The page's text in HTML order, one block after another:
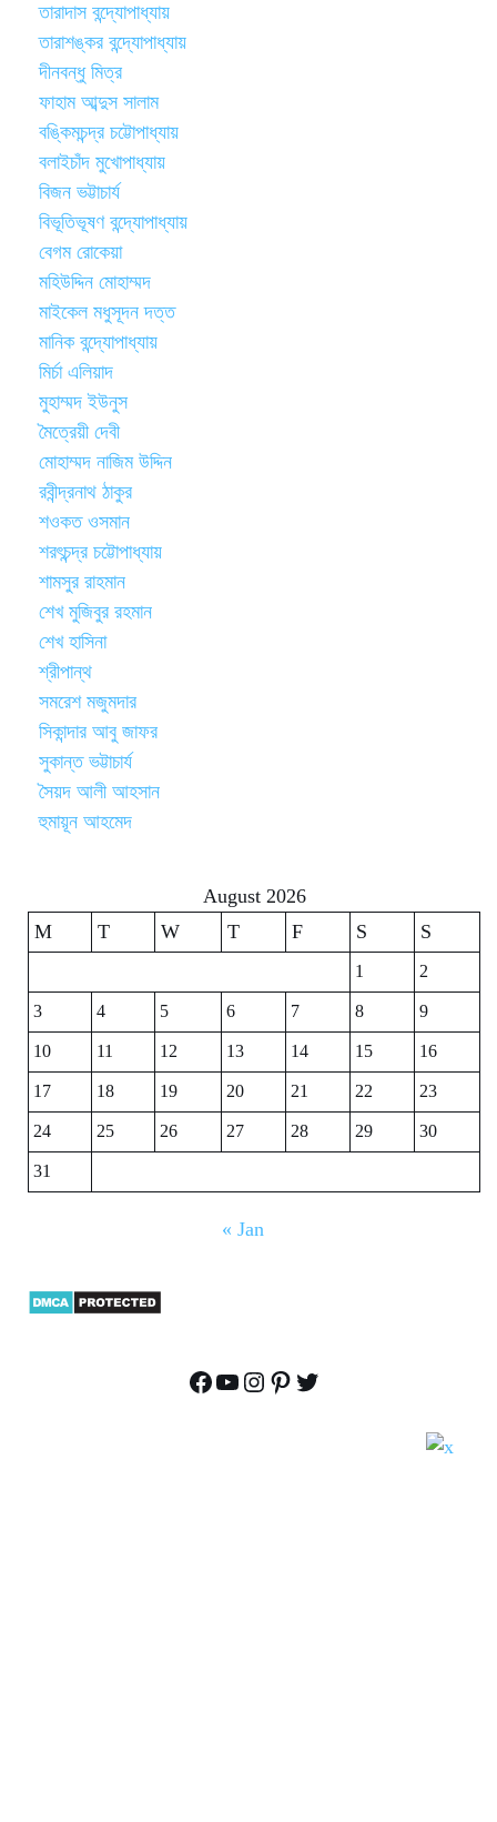
তারাদাস বন্দ্যোপাধ্যায়
তারাশঙ্কর বন্দ্যোপাধ্যায়
দীনবন্ধু মিত্র
ফাহাম আব্দুস সালাম
বঙ্কিমচন্দ্র চট্টোপাধ্যায়
বলাইচাঁদ মুখোপাধ্যায়
বিজন ভট্টাচার্য
বিভূতিভূষণ বন্দ্যোপাধ্যায়
বেগম রোকেয়া
মহিউদ্দিন মোহাম্মদ
মাইকেল মধুসূদন দত্ত
মানিক বন্দ্যোপাধ্যায়
মির্চা এলিয়াদ
মুহাম্মদ ইউনুস
মৈত্রেয়ী দেবী
মোহাম্মদ নাজিম উদ্দিন
রবীন্দ্রনাথ ঠাকুর
শওকত ওসমান
শরৎচন্দ্র চট্টোপাধ্যায়
শামসুর রাহমান
শেখ মুজিবুর রহমান
শেখ হাসিনা
শ্রীপান্থ
সমরেশ মজুমদার
সিকান্দার আবু জাফর
সুকান্ত ভট্টাচার্য
সৈয়দ আলী আহসান
হুমায়ূন আহমেদ
August 2026
M
T W T F S S
1
2
3
4 5 6 7 8
9
10
11 12 13 14 15
16
17
18 19 20 21 22
23
24
25 26 27 28 29
30
31
« Jan